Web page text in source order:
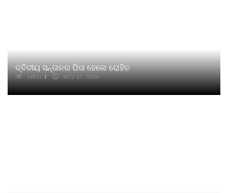
ଦ୍ବିତୀୟ ସନ୍ତାନର ପିତା ହେଲେ ରୋହିତ
14631 NOV 17, 2024